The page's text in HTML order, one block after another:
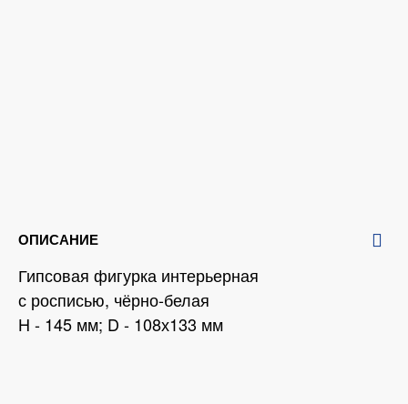
ОПИСАНИЕ
Гипсовая фигурка интерьерная
с росписью, чёрно-белая
H - 145 мм; D - 108х133 мм